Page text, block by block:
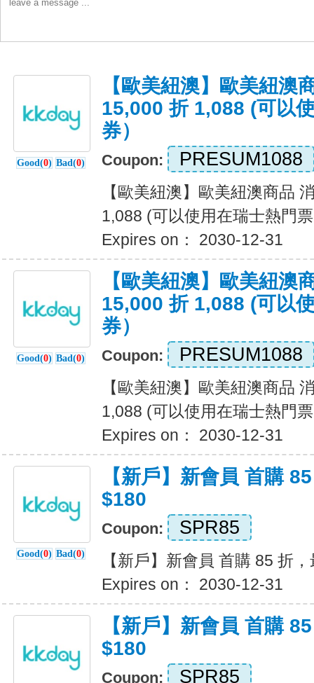
Good(0) Bad(0)
【歐美紐澳】歐美紐澳
15,000 折 1,088 (可以
券）
Coupon: PRESUM1088
【歐美紐澳】歐美紐澳商品
1,088 (可以使用在瑞士熱門
Expires on： 2030-12-31
Good(0) Bad(0)
【歐美紐澳】歐美紐澳
15,000 折 1,088 (可以
券）
Coupon: PRESUM1088
【歐美紐澳】歐美紐澳商品
1,088 (可以使用在瑞士熱門
Expires on： 2030-12-31
Good(0) Bad(0)
【新戶】新會員 首購
$180
Coupon: SPR85
【新戶】新會員 首購 85 折
Expires on： 2030-12-31
【新戶】新會員 首購
$180
Coupon: SPR85